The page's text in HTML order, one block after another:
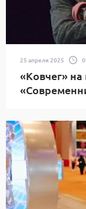
25 апреля 2025
«Ковчег» на